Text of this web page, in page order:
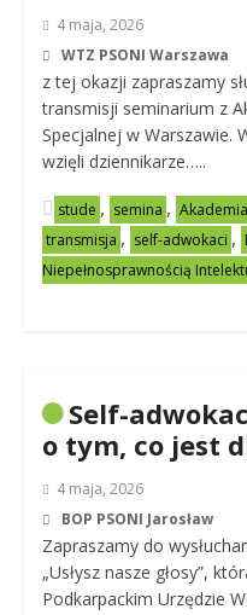
4 maja, 2026
WTZ PSONI Warszawa
z tej okazji zapraszamy
transmisji seminarium z
Specjalnej w Warszawie.
wzięli dziennikarze…..
stude , semina ,
transmisja , self-adwokaci ,
Niepełnosprawnością
Self-
o tym, co jest
4 maja, 2026
BOP PSONI Jarosław
Zapraszamy do
„Usłysz nasze głosy”,
Podkarpackim Urzędzie